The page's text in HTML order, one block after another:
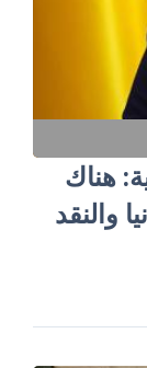
هناك
والنقد